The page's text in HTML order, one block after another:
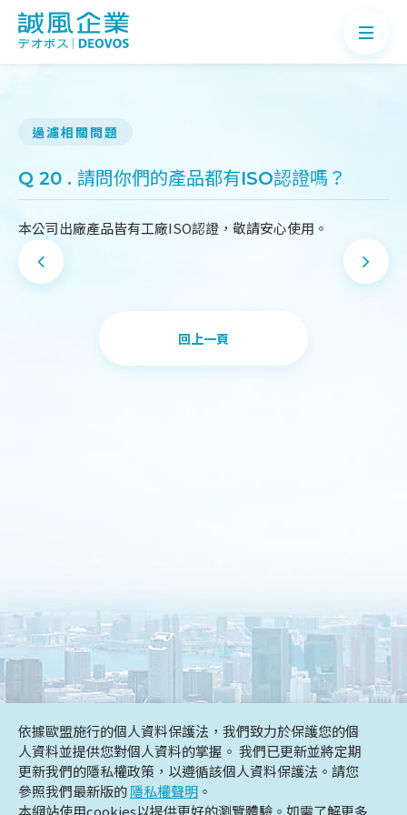
過濾相關問題
Q 20 . 請問你們的產品都有ISO認證嗎？
本公司出廠產品皆有工廠ISO認證，敬請安心使用。
回上一頁
關於誠風
DESIGN IBEST
依據歐盟施行的個人資料保護法，我們致力於保護您的個
人資料並提供您對個人資料的掌握。 我們已更新並將定期
更新我們的隱私權政策，以遵循該個人資料保護法。請您
參照我們最新版的隱私權聲明 。
本網站使用cookies以提供更好的瀏覽體驗。如需了解更多